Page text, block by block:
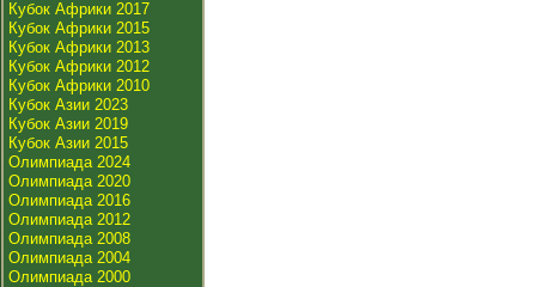
Кубок Африки 2017
Кубок Африки 2015
Кубок Африки 2013
Кубок Африки 2012
Кубок Африки 2010
Кубок Азии 2023
Кубок Азии 2019
Кубок Азии 2015
Олимпиада 2024
Олимпиада 2020
Олимпиада 2016
Олимпиада 2012
Олимпиада 2008
Олимпиада 2004
Олимпиада 2000